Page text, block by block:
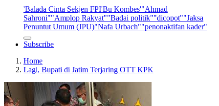
'Balada Cinta Sekjen FPI'Bu Kombes'"Ahmad
Sahroni""Amplop Rakyat""Badai politik""dicopot""Jaksa
Penuntut Umum (JPU)"Nafa Urbach""penonaktifan kader"
Subscribe
Home
Lagi, Bupati di Jatim Terjaring OTT KPK